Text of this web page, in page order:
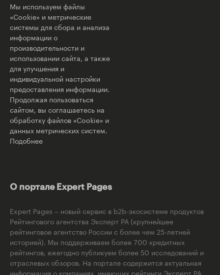
Мы используем файлы
«Cookie» и метрические
системы для сбора и анализа
информации о
производительности и
использовании сайта, а также
для улучшения и
индивидуальной настройки
предоставления информации.
Продолжая пользоваться
сайтом, вы соглашаетесь на
обработку файлов «Cookie» и
данных метрических систем.
Подобнее
О портале Expert Pages
Expert Pages – новый сервис в b2b-экосистеме продуктов
Рейтингового агентства Эксперт РА (крупнейшее
рейтинговое агентство России с более чем 25-летней
историей). Мы поддерживаем более 700 кредитных
рейтингов, ежегодно публикуем более 50 исследований и
отраслевых обзоров. На портале содержится актуальная
информация о компаниях, имеющих рейтинги Эксперт РА,